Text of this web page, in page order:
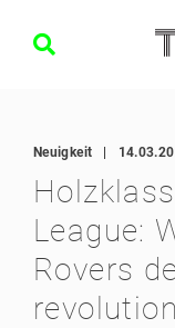
Neuigkeit
League:
Rovers